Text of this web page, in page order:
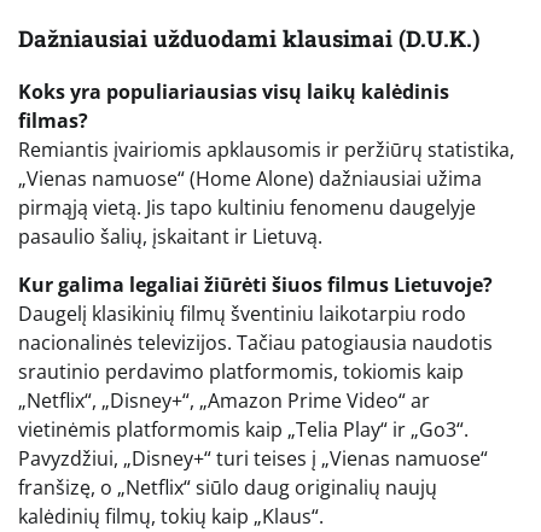
Dažniausiai užduodami klausimai (D.U.K.)
Koks yra populiariausias visų laikų kalėdinis
filmas?
Remiantis įvairiomis apklausomis ir peržiūrų statistika,
„Vienas namuose“ (Home Alone) dažniausiai užima
pirmąją vietą. Jis tapo kultiniu fenomenu daugelyje
pasaulio šalių, įskaitant ir Lietuvą.
Kur galima legaliai žiūrėti šiuos filmus Lietuvoje?
Daugelį klasikinių filmų šventiniu laikotarpiu rodo
nacionalinės televizijos. Tačiau patogiausia naudotis
srautinio perdavimo platformomis, tokiomis kaip
„Netflix“, „Disney+“, „Amazon Prime Video“ ar
vietinėmis platformomis kaip „Telia Play“ ir „Go3“.
Pavyzdžiui, „Disney+“ turi teises į „Vienas namuose“
franšizę, o „Netflix“ siūlo daug originalių naujų
kalėdinių filmų, tokių kaip „Klaus“.